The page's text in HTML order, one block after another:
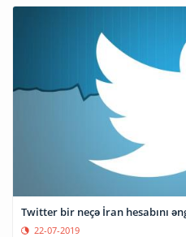
Twitter bir neçə İran hesabını
22-07-2019